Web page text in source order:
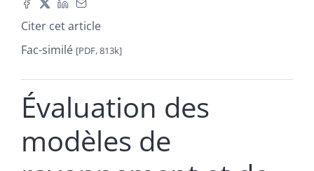
Citer cet article
Fac-similé [PDF, 813k]
Évaluation des
modèles de